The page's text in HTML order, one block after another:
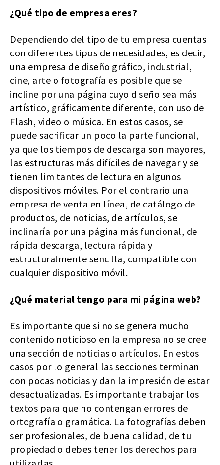
¿Qué tipo de empresa eres?
Dependiendo del tipo de tu empresa cuentas
con diferentes tipos de necesidades, es decir,
una empresa de diseño gráfico, industrial,
cine, arte o fotografía es posible que se
incline por una página cuyo diseño sea más
artístico, gráficamente diferente, con uso de
Flash, video o música. En estos casos, se
puede sacrificar un poco la parte funcional,
ya que los tiempos de descarga son mayores,
las estructuras más difíciles de navegar y se
tienen limitantes de lectura en algunos
dispositivos móviles. Por el contrario una
empresa de venta en línea, de catálogo de
productos, de noticias, de artículos, se
inclinaría por una página más funcional, de
rápida descarga, lectura rápida y
estructuralmente sencilla, compatible con
cualquier dispositivo móvil.
¿Qué material tengo para mi página web?
Es importante que si no se genera mucho
contenido noticioso en la empresa no se cree
una sección de noticias o artículos. En estos
casos por lo general las secciones terminan
con pocas noticias y dan la impresión de estar
desactualizadas. Es importante trabajar los
textos para que no contengan errores de
ortografía o gramática. La fotografías deben
ser profesionales, de buena calidad, de tu
propiedad o debes tener los derechos para